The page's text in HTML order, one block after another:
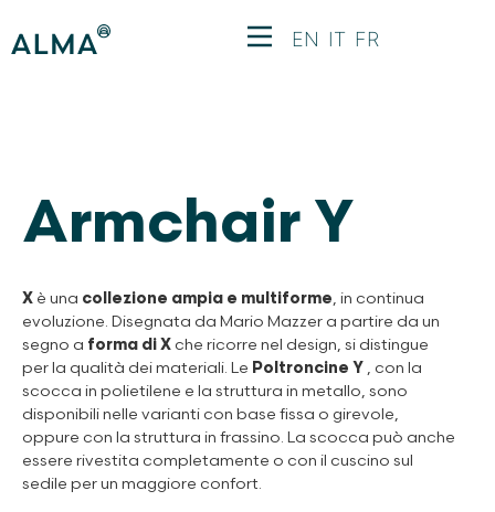
EN IT FR
Armchair Y
X è una collezione ampia e multiforme, in continua
evoluzione. Disegnata da Mario Mazzer a partire da un
segno a forma di X che ricorre nel design, si distingue
per la qualità dei materiali. Le Poltroncine Y , con la
scocca in polietilene e la struttura in metallo, sono
disponibili nelle varianti con base fissa o girevole,
oppure con la struttura in frassino. La scocca può anche
essere rivestita completamente o con il cuscino sul
sedile per un maggiore confort.